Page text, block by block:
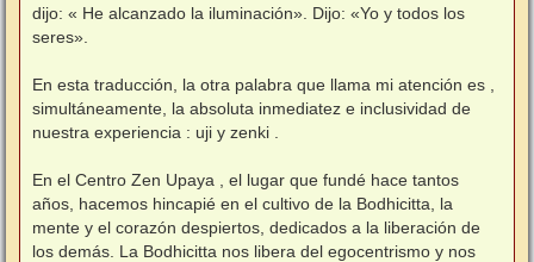
dijo: « He alcanzado la iluminación». Dijo: «Yo y todos los
seres».
En esta traducción, la otra palabra que llama mi atención es ,
simultáneamente, la absoluta inmediatez e inclusividad de
nuestra experiencia : uji y zenki .
En el Centro Zen Upaya , el lugar que fundé hace tantos
años, hacemos hincapié en el cultivo de la Bodhicitta, la
mente y el corazón despiertos, dedicados a la liberación de
los demás. La Bodhicitta nos libera del egocentrismo y nos